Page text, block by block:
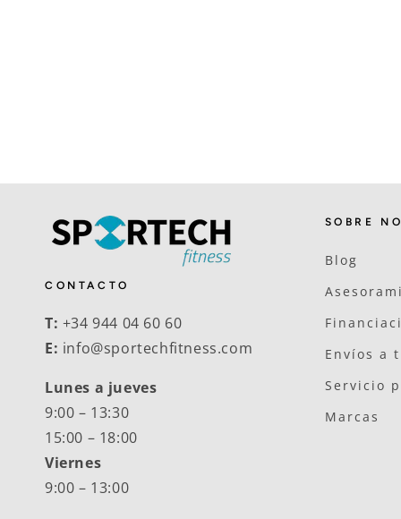
CONTACTO
T: +34 944 04 60 60
E: info@sportechfitness.com
Lunes a jueves
9:00 – 13:30
15:00 – 18:00
Viernes
9:00 – 13:00
SOBRE
Blog
Envíos a
Servicio
Marcas